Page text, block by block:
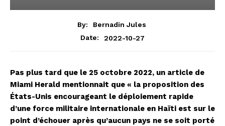
By:
Bernadin Jules
Date:
2022-10-27
Pas plus tard que le 25 octobre 2022, un article de
Miami Herald mentionnait que « la proposition des
États-Unis encourageant le déploiement rapide
d’une force militaire internationale en Haïti est sur le
point d’échouer après qu’aucun pays ne se soit porté